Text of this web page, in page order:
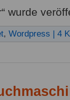
wurde
, Wordpress | 4